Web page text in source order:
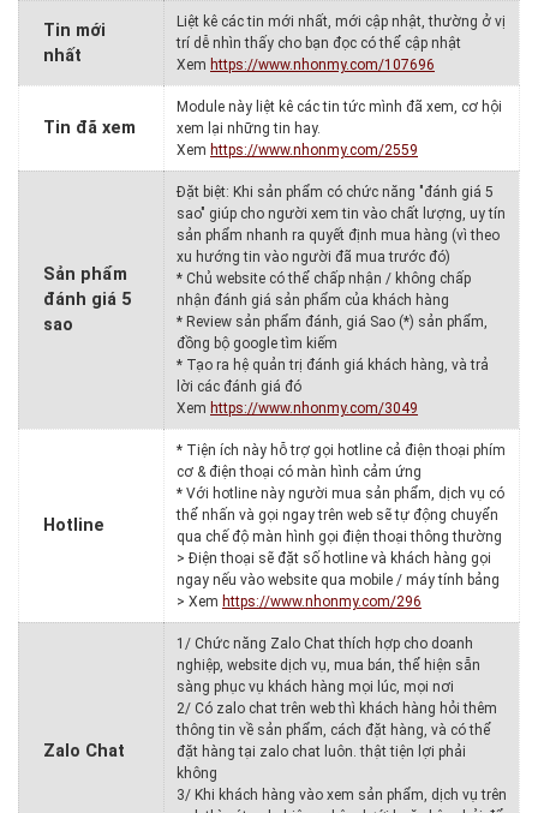
Tin mới
nhất
Liệt kê các tin mới nhất, mới cập nhật, thường ở vị
trí dễ nhìn thấy cho bạn đọc có thể cập nhật
Xem https://www.nhonmy.com/107696
Tin đã xem
Module này liệt kê các tin tức mình đã xem, cơ hội
xem lại những tin hay.
Xem https://www.nhonmy.com/2559
Sản phẩm
đánh giá 5
sao
Đặt biệt: Khi sản phẩm có chức năng "đánh giá 5
sao" giúp cho người xem tin vào chất lượng, uy tín
sản phẩm nhanh ra quyết định mua hàng (vì theo
xu hướng tin vào người đã mua trước đó)
* Chủ website có thể chấp nhận / không chấp
nhận đánh giá sản phẩm của khách hàng
* Review sản phẩm đánh, giá Sao (*) sản phẩm,
đồng bộ google tìm kiếm
* Tạo ra hệ quản trị đánh giá khách hàng, và trả
lời các đánh giá đó
Xem https://www.nhonmy.com/3049
Hotline
* Tiện ích này hỗ trợ gọi hotline cả điện thoại phím
cơ & điện thoại có màn hình cảm ứng
* Với hotline này người mua sản phẩm, dịch vụ có
thể nhấn và gọi ngay trên web sẽ tự động chuyển
qua chế độ màn hình gọi điện thoại thông thường
> Điện thoại sẽ đặt số hotline và khách hàng gọi
ngay nếu vào website qua mobile / máy tính bảng
> Xem https://www.nhonmy.com/296
Zalo Chat
1/ Chức năng Zalo Chat thích hợp cho doanh
nghiệp, website dịch vụ, mua bán, thể hiện sẵn
sàng phục vụ khách hàng mọi lúc, mọi nơi
2/ Có zalo chat trên web thì khách hàng hỏi thêm
thông tin về sản phẩm, cách đặt hàng, và có thể
đặt hàng tại zalo chat luôn. thật tiện lợi phải
không
3/ Khi khách hàng vào xem sản phẩm, dịch vụ trên